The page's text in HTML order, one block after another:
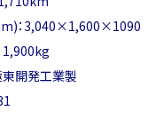
：3,040×1,600×1090
1,900kg
東開発工業製